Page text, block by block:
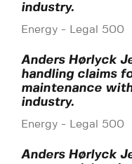
industry.
Energy - Legal 500
Anders Hørlyck
handling claims
maintenance
industry.
Energy - Legal 500
Anders Hørlyck